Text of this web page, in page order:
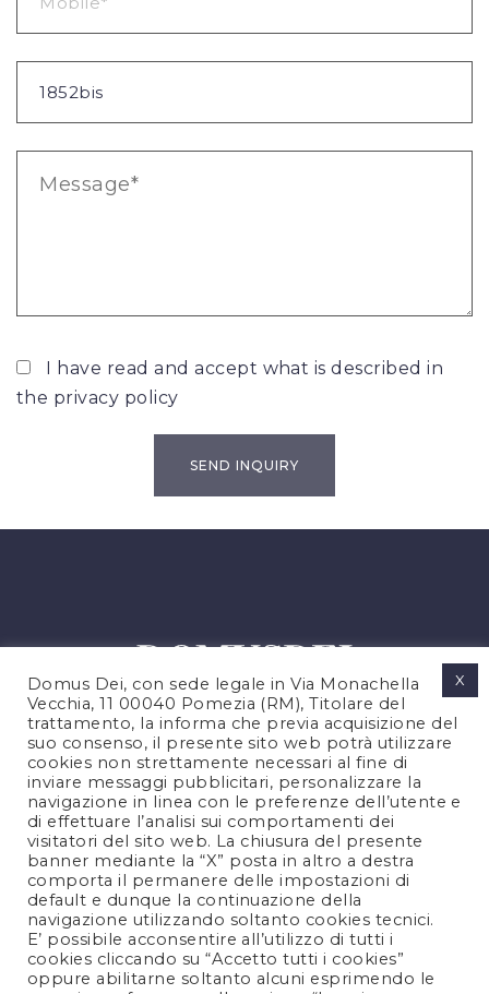
I have read and accept what is described in
the privacy policy
PRIVACY POLICY
COOKIES POLICY
LEGAL NOTES
CONTACTS
FOLLOW US
Domus Dei, con sede legale in Via Monachella
Vecchia, 11 00040 Pomezia (RM), Titolare del
trattamento, la informa che previa acquisizione del
suo consenso, il presente sito web potrà utilizzare
cookies non strettamente necessari al fine di
inviare messaggi pubblicitari, personalizzare la
navigazione in linea con le preferenze dell’utente e
di effettuare l’analisi sui comportamenti dei
visitatori del sito web. La chiusura del presente
banner mediante la “X” posta in altro a destra
comporta il permanere delle impostazioni di
default e dunque la continuazione della
navigazione utilizzando soltanto cookies tecnici.
E’ possibile acconsentire all’utilizzo di tutti i
cookies cliccando su “Accetto tutti i cookies”
oppure abilitarne soltanto alcuni esprimendo le
X